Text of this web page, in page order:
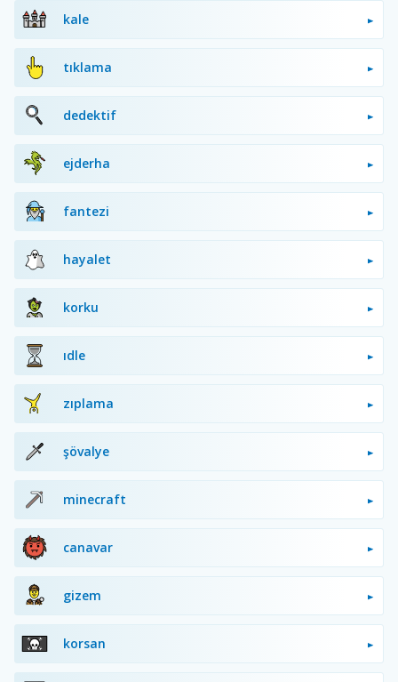
kale
tıklama
dedektif
ejderha
fantezi
hayalet
korku
idle
zıplama
şövalye
minecraft
canavar
gizem
korsan